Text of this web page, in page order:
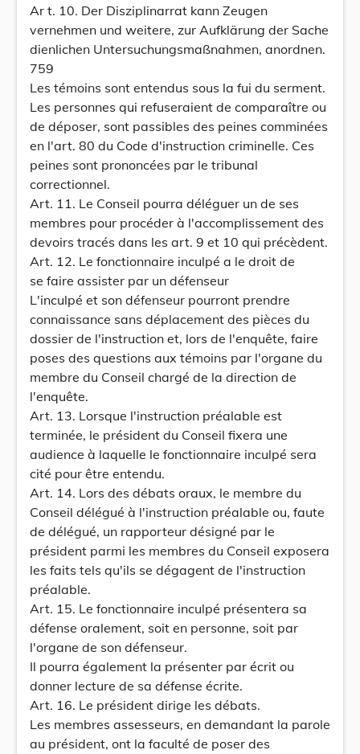
Ar t. 10. Der Disziplinarrat kann Zeugen
vernehmen und weitere, zur Aufklärung der Sache
dienlichen Untersuchungsmaßnahmen, anordnen.
759
Les témoins sont entendus sous la fui du serment.
Les personnes qui refuseraient de comparaître ou
de déposer, sont passibles des peines comminées
en l'art. 80 du Code d'instruction criminelle. Ces
peines sont prononcées par le tribunal
correctionnel.
Art. 11. Le Conseil pourra déléguer un de ses
membres pour procéder à l'accomplissement des
devoirs tracés dans les art. 9 et 10 qui précèdent.
Art. 12. Le fonctionnaire inculpé a le droit de
se faire assister par un défenseur
L'inculpé et son défenseur pourront prendre
connaissance sans déplacement des pièces du
dossier de l'instruction et, lors de l'enquête, faire
poses des questions aux témoins par l'organe du
membre du Conseil chargé de la direction de
l'enquête.
Art. 13. Lorsque l'instruction préalable est
terminée, le président du Conseil fixera une
audience à laquelle le fonctionnaire inculpé sera
cité pour être entendu.
Art. 14. Lors des débats oraux, le membre du
Conseil délégué à l'instruction préalable ou, faute
de délégué, un rapporteur désigné par le
président parmi les membres du Conseil exposera
les faits tels qu'ils se dégagent de l'instruction
préalable.
Art. 15. Le fonctionnaire inculpé présentera sa
défense oralement, soit en personne, soit par
l'organe de son défenseur.
Il pourra également la présenter par écrit ou
donner lecture de sa défense écrite.
Art. 16. Le président dirige les débats.
Les membres assesseurs, en demandant la parole
au président, ont la faculté de poser des